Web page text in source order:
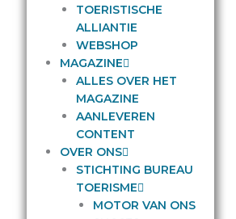
TOERISTISCHE
ALLIANTIE
WEBSHOP
MAGAZINE
ALLES OVER HET
MAGAZINE
AANLEVEREN
CONTENT
OVER ONS
STICHTING BUREAU
TOERISME
MOTOR VAN ONS